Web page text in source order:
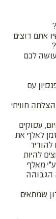
אתם רוצים
לכם
עם
חוויתי
עסוקים
לאלף את
להיות
מאלף
הגבוהה
שמתאים